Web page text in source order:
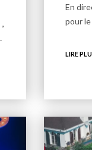
En
pour
LIRE